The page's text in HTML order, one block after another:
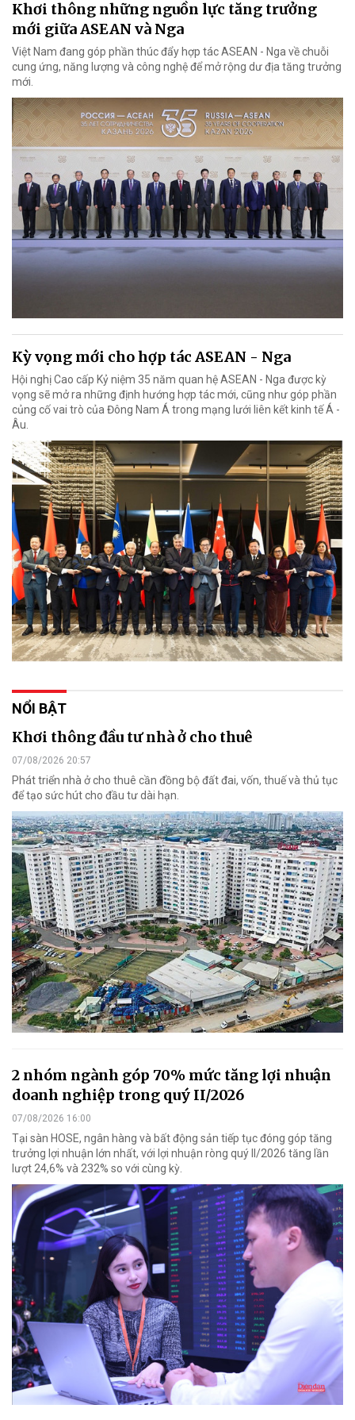
Khơi thông những nguồn lực tăng trưởng
mới giữa ASEAN và Nga
Việt Nam đang góp phần thúc đẩy hợp tác ASEAN - Nga về chuỗi
cung ứng, năng lượng và công nghệ để mở rộng dư địa tăng trưởng
mới.
Kỳ vọng mới cho hợp tác ASEAN - Nga
Hội nghị Cao cấp Kỷ niệm 35 năm quan hệ ASEAN - Nga được kỳ
vọng sẽ mở ra những định hướng hợp tác mới, cũng như góp phần
củng cố vai trò của Đông Nam Á trong mạng lưới liên kết kinh tế Á -
Âu.
NỔI BẬT
Khơi thông đầu tư nhà ở cho thuê
07/08/2026 20:57
Phát triển nhà ở cho thuê cần đồng bộ đất đai, vốn, thuế và thủ tục
để tạo sức hút cho đầu tư dài hạn.
2 nhóm ngành góp 70% mức tăng lợi nhuận
doanh nghiệp trong quý II/2026
07/08/2026 16:00
Tại sàn HOSE, ngân hàng và bất động sản tiếp tục đóng góp tăng
trưởng lợi nhuận lớn nhất, với lợi nhuận ròng quý II/2026 tăng lần
lượt 24,6% và 232% so với cùng kỳ.